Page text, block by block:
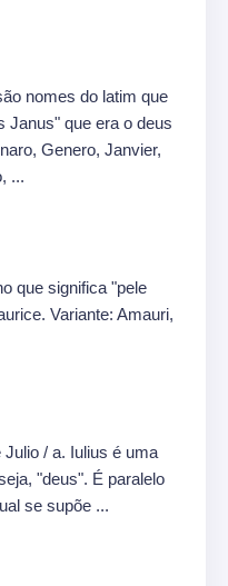
nomes do latim que
Janus" que era o deus
Genero, Janvier,
...
que significa "pele
Variante: Amauri,
/ a. Iulius é uma
"deus". É paralelo
se supõe ...